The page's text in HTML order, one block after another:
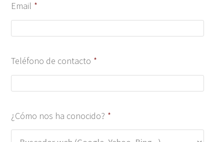
Email *
Teléfono de contacto *
¿Cómo nos ha conocido? *